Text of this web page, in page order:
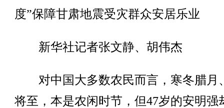
度”保障甘肃地震受灾群众安居乐业
新华社记者张文静、胡伟杰
对中国大多数农民而言，寒冬腊月
将至，本是农闲时节，但47岁的安明强